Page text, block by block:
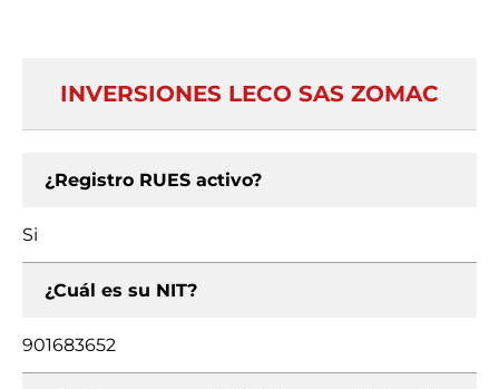
INVERSIONES LECO SAS ZOMAC
¿Registro RUES activo?
Si
¿Cuál es su NIT?
901683652